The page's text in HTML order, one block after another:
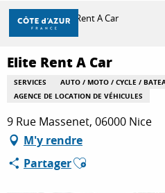
Aller
contenu
principal
DÉCOUVRIR
À FAIRE
SÉJOURNER
Accueil Elite Rent A Car
Elite Rent A Car
SERVICES
AUTO / MOTO / CYCLE /
AGENCE DE LOCATION DE VÉHICULES
9 Rue Massenet, 06000 Nice
M'y rendre
PartagerAjouter aux favoris